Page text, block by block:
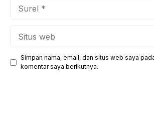
Simpan nama, email, dan situs web saya
komentar saya berikutnya.